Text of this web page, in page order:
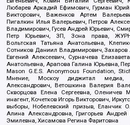
Любарев Аркадий Ефимович, Гурман Юрий
Викторович, Важенков Артем
Пигалкин Илья Валерьевич, Петров
Владимирович, Гусев Андрей Юрьевич,
Петр Юрьевич, ЗП, Зона права,
Вольтская Татьяна Анатольевна,
Сотников Даниил Владимирович,
Евгений Алексеевич, Сурначева
Анатольевна, Арапова Галина Юрьевна,
Mason G.E.S. Anonymous Foundation,
Мнение, Москоу диджитал медиа,
Александрович, Ветошкина Валерия
Скворцова Елена Сергеевна,
инагент, Кочетков Игорь Викторович,
выборы, Нобелевский призыв, Еланчик
Алина Александровна, Григорьев
Эмилевна, Хисамова Регина Фаритовна